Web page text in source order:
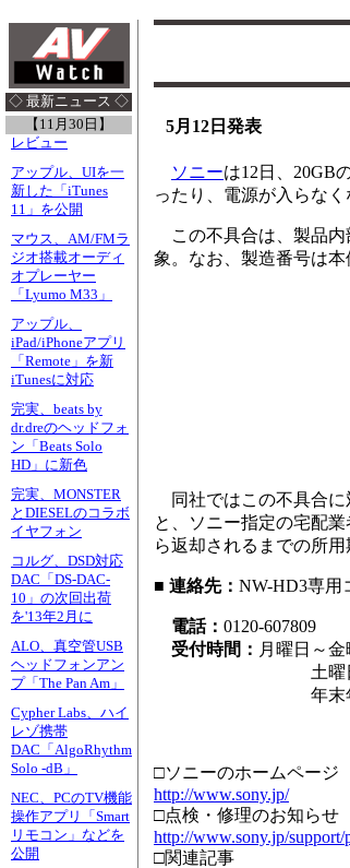
◇ 最新ニュース ◇
【11月30日】
レビュー
アップル、UIを一
新した「iTunes
11」を公開
マウス、AM/FMラ
ジオ搭載オーディ
オプレーヤー
「Lyumo M33」
アップル、
iPad/iPhoneアプリ
「Remote」を新
iTunesに対応
完実、beats by
dr.dreのヘッドフォ
ン「Beats Solo
HD」に新色
完実、MONSTER
とDIESELのコラボ
イヤフォン
コルグ、DSD対応
DAC「DS-DAC-
10」の次回出荷
を'13年2月に
ALO、真空管USB
ヘッドフォンアン
プ「The Pan Am」
Cypher Labs、ハイ
レゾ携帯
DAC「AlgoRhythm
Solo -dB」
NEC、PCのTV機能
操作アプリ「Smart
リモコン」などを
公開
5月12日発表
ソニーは12日、20GB
ったり、電源が入らな
この不具合は、製品内
象。なお、製造番号は本
同社ではこの不具合に
と、ソニー指定の宅配
ら返却されるまでの所用
■ 連絡先： NW-HD3専用
電話： 0120-607809
受付時間： 月曜日～
土曜日、日曜日
年末年始
□ソニーのホームページ
http://www.sony.jp/
□点検・修理のお知らせ
http://www.sony.jp/
□関連記事